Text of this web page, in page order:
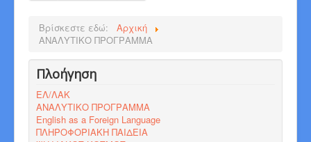
Βρίσκεστε εδώ:
Αρχική
ΑΝΑΛΥΤΙΚΟ ΠΡΟΓΡΑΜΜΑ
Πλοήγηση
ΕΛ/ΛΑΚ
ΑΝΑΛΥΤΙΚΟ ΠΡΟΓΡΑΜΜΑ
English as a Foreign Language
ΠΛΗΡΟΦΟΡΙΑΚΗ ΠΑΙΔΕΙΑ